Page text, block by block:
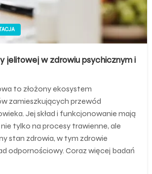
jelitowej w zdrowiu psychicznym i
to złożony ekosystem
zamieszkujących przewód
Jej skład i funkcjonowanie mają
tylko na procesy trawienne, ale
stan zdrowia, w tym zdrowie
odpornościowy. Coraz więcej badań